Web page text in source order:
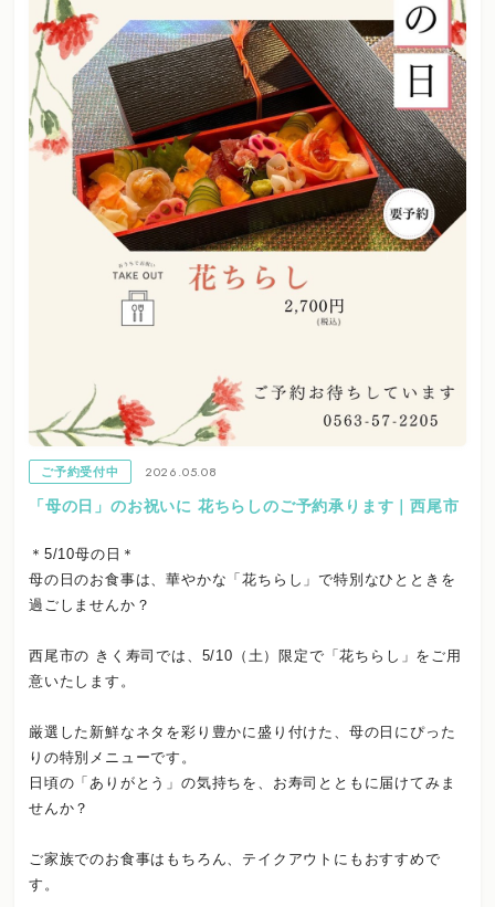
ご予約受付中
2026.05.08
「母の日」のお祝いに 花ちらしのご予約承ります｜西尾市
＊5/10母の日＊
母の日のお食事は、華やかな「花ちらし」で特別なひとときを
過ごしませんか？
西尾市の きく寿司では、5/10（土）限定で「花ちらし」をご用
意いたします。
厳選した新鮮なネタを彩り豊かに盛り付けた、母の日にぴった
りの特別メニューです。
日頃の「ありがとう」の気持ちを、お寿司とともに届けてみま
せんか？
ご家族でのお食事はもちろん、テイクアウトにもおすすめで
す。